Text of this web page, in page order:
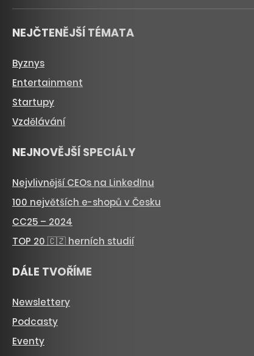
NEJČTENĚJŠÍ TÉMATA
Byznys
Entertainment
Startupy
Vzdělávání
NEJNOVĚJŠÍ SPECIÁLY
Nejvlivnější CEOs na LinkedInu
100 největších e-shopů v Česku
CC25 – 2024
TOP 20 🇨🇿 herních studií
DÁLE TVOŘÍME
Newslettery
Podcasty
Eventy